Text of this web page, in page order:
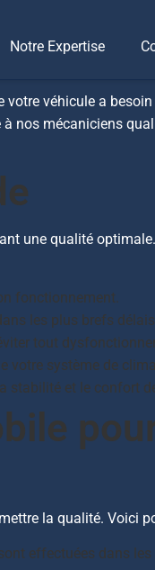
Notre Expertise à
véhicule a
nos mécaniciens
une qualité
fonctionnement.
les plus brefs
tout
votre système de
stabilité et le confort
la qualité. Voici
effectuées dans